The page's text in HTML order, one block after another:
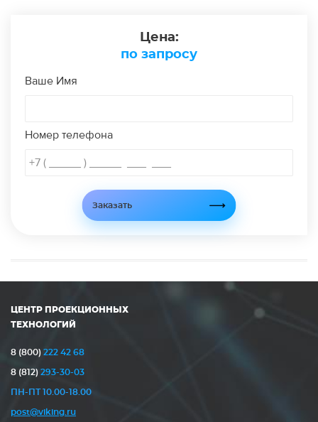
Цена:
по запросу
Заказать
Ваше Имя
Номер телефона
ЦЕНТР ПРОЕКЦИОННЫХ
ТЕХНОЛОГИЙ
8 (800) 222 42 68
8 (812) 293-30-03
ПН-ПТ 10.00-18.00
post@viking.ru